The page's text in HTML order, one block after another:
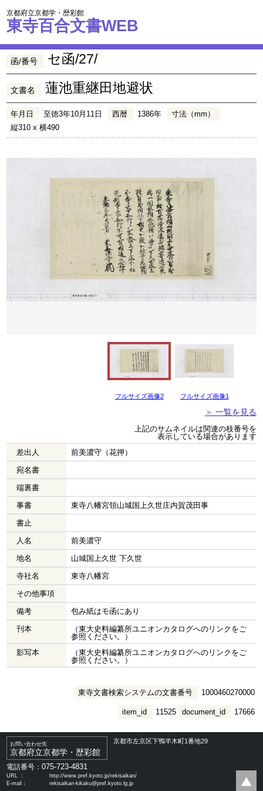
京都府立京都学・歴彩館
東寺百合文書WEB
函/番号 セ函/27/
文書名 蓮池重継田地避状
年月日 至徳3年10月11日 西暦 1386年
寸法（mm）
縦310 x 横490
フルサイズ画像2 フルサイズ画像1
＞ 一覧を見る
上記のサムネイルは関連の枝番号を
表示している場合があります
差出人
前美濃守（花押）
宛名書
端裏書
事書
東寺八幡宮領山城国上久世庄内賀茂田事
書止
人名
前美濃守
地名
山城国上久世 下久世
寺社名
東寺八幡宮
その他事項
備考
包み紙はモ函にあり
刊本
（東大史料編纂所ユニオンカタログへのリンクをご
参照ください。）
影写本
（東大史料編纂所ユニオンカタログへのリンクをご
参照ください。）
東寺文書検索システムの文書番号 1000460270000
document_id 17666
item_id 11525
お問い合わせ先
京都府立京都学・歴彩館
京都市左京区下鴨半木町1番地29
電話番号：075-723-4831
URL ：
http://www.pref.kyoto.jp/rekisaikan/
E-mail：
rekisaikan-kikaku@pref.kyoto.lg.jp